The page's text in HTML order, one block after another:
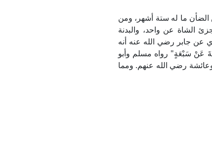
ما له ستة أشهر، ومن
الشاة عن واحد، والبدنة
عن جابر رضي الله عنه أنه
عَنْ سَبْعَةٍ" رواه مسلم وأبو
رضي الله عنهم. ومما